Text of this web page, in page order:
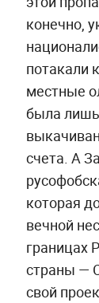
конечно,
потакали
местные
была
счета. А
которая
вечной
границах
страны —
свой